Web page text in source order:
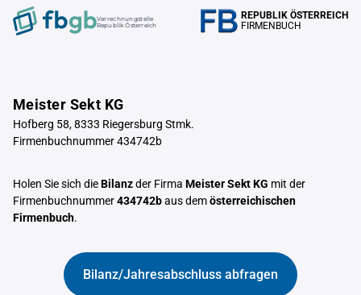
Verrechnungstelle
Republik Österreich
REPUBLIK ÖSTERREICH
FIRMENBUCH
Meister Sekt KG
Hofberg 58, 8333 Riegersburg Stmk.
Firmenbuchnummer 434742b
Holen Sie sich dieBilanzder Firma Meister Sekt KG mit der
Firmenbuchnummer434742baus demösterreichischen
Firmenbuch.
Bilanz/Jahresabschluss abfragen